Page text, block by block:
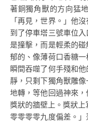
著銅獨角獸的方向猛
「再見，世界。」他
到了停車塔三號車位
是撞擊，而是輕柔的
郁的、像薄荷口香糖
瞬間吞噬了何手殘和
靜，只剩下獨角獸雕
地轉，等他回過神來
獎狀的牆壁上。獎狀
零零零零九度偏差。